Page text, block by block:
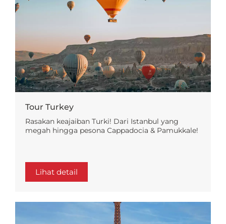
Tour Turkey
Rasakan keajaiban Turki! Dari Istanbul yang
megah hingga pesona Cappadocia & Pamukkale!
Lihat detail